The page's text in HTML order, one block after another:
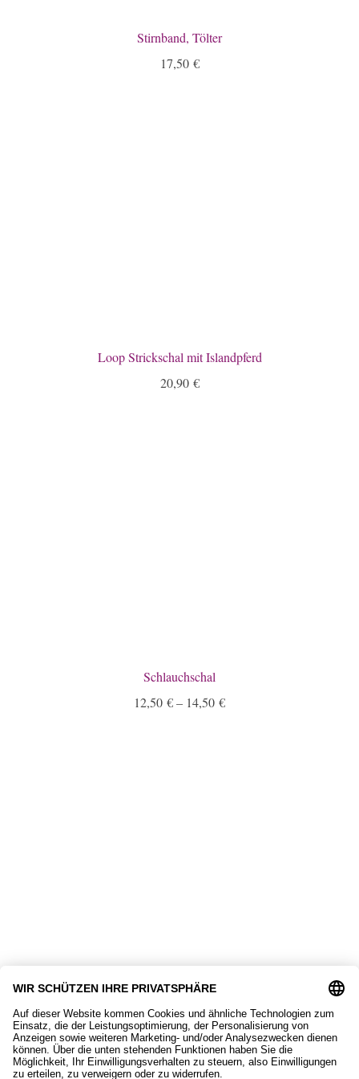
Stirnband, Tölter
17,50 €
Loop Strickschal mit Islandpferd
20,90 €
Schlauchschal
12,50 €– 14,50 €
Beanies
21,90€